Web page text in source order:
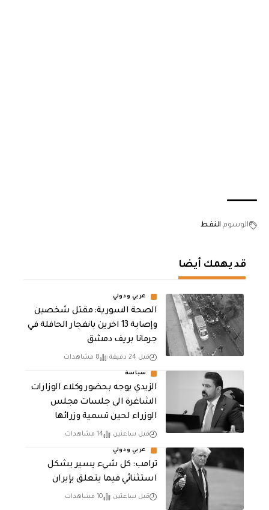
الوسوم النفط
قد يهمك أيضا
عربي ودولي
الصحة السورية: مقتل شخصين
وإصابة 13 اخرين بانفجار الحافلة في
جرمانا بريف دمشق
قبل 24 دقيقة 8 مشاهدات
سياسة
الزيدي يوجه بحضور وكلاء الوزارات
الشاغرة الى جلسات مجلس
الوزراء لحين تسمية وزرائها
قبل ساعتين 14 مشاهدات
عربي ودولي
ترامب: كل شيء يسير بشكل
استثنائي فيما يتعلق بإيران
قبل ساعتين 10 مشاهدات